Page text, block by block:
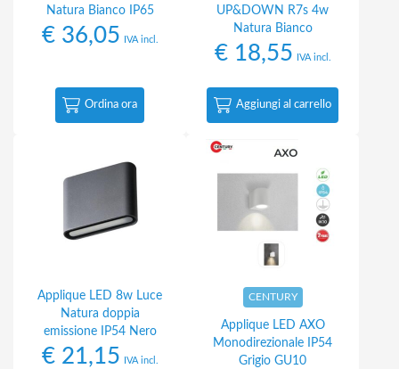
Natura Bianco IP65
€36,05 IVA incl.
Ordina ora
UP&DOWN R7s 4w
Natura Bianco
€18,55 IVA incl.
Aggiungi al carrello
Applique LED 8w Luce
Natura doppia
emissione IP54 Nero
€21,15 IVA incl.
CENTURY
Applique LED AXO
Monodirezionale IP54
Grigio GU10